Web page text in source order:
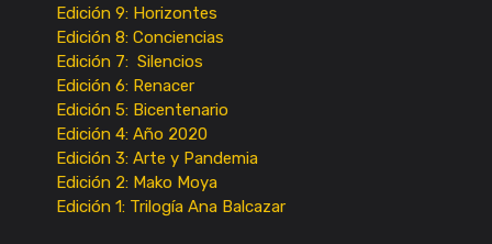
Edición 9: Horizontes
Edición 8: Conciencias
Edición 7: Silencios
Edición 6: Renacer
Edición 5: Bicentenario
Edición 4: Año 2020
Edición 3: Arte y Pandemia
Edición 2: Mako Moya
Edición 1: Trilogía Ana Balcazar